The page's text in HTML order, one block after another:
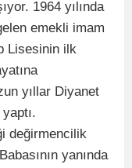
1964 yılında
emekli imam
Lisesinin ilk
yıllar Diyanet
değirmencilik
yanında